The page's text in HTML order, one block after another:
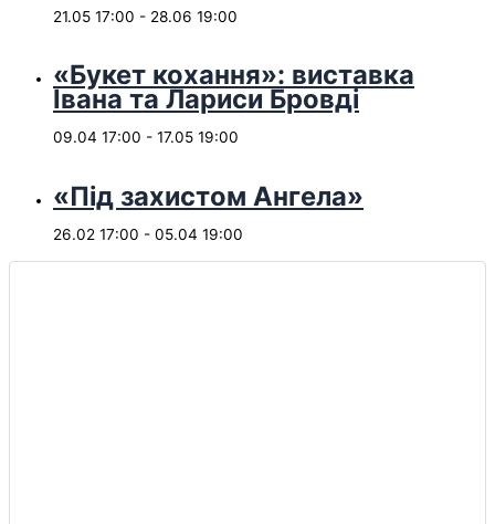
21.05 17:00 - 28.06 19:00
«Букет кохання»: виставка
Івана та Лариси Бровді
09.04 17:00 - 17.05 19:00
«Під захистом Ангела»
26.02 17:00 - 05.04 19:00